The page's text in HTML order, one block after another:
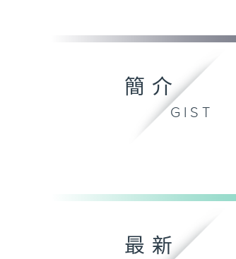
簡介
GIST
最新